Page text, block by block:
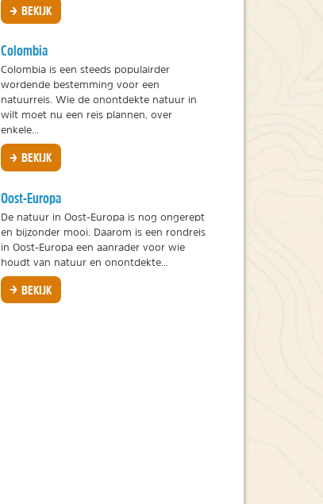
BEKIJK
Colombia
Colombia is een steeds populairder
wordende bestemming voor een
natuurreis. Wie de onontdekte natuur in
wilt moet nu een reis plannen, over
enkele...
BEKIJK
Oost-Europa
De natuur in Oost-Europa is nog ongerept
en bijzonder mooi. Daarom is een rondreis
in Oost-Europa een aanrader voor wie
houdt van natuur en onontdekte...
BEKIJK